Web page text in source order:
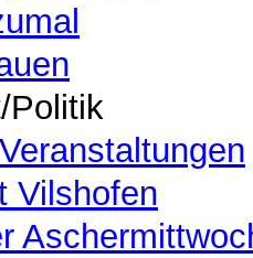
Politik
Vilshofen